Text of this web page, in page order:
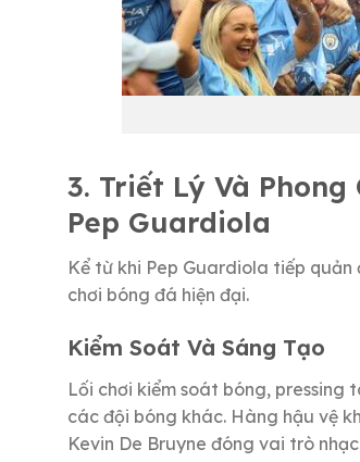
3. Triết Lý Và
Pep Guardiola
Kể từ khi Pep Guardiola tiếp
chơi bóng đá hiện đại.
Kiểm Soát Và Sáng Tạo
Lối chơi kiểm soát bóng, pressing
các đội bóng khác. Hàng hậu vệ
Kevin De Bruyne đóng vai trò